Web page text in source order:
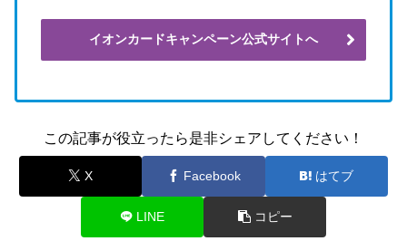
イオンカードキャンペーン公式サイトへ
この記事が役立ったら是非シェアしてください！
X Facebook はてブ
LINE コピー